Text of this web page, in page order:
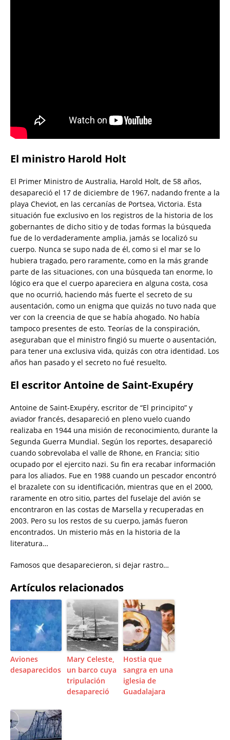
El ministro Harold Holt
El Primer Ministro de Australia, Harold Holt, de 58 años,
desapareció el 17 de diciembre de 1967, nadando frente a la
playa Cheviot, en las cercanías de Portsea, Victoria. Esta
situación fue exclusivo en los registros de la historia de los
gobernantes de dicho sitio y de todas formas la búsqueda
fue de lo verdaderamente amplia, jamás se localizó su
cuerpo. Nunca se supo nada de él, como si el mar se lo
hubiera tragado, pero raramente, como en la más grande
parte de las situaciones, con una búsqueda tan enorme, lo
lógico era que el cuerpo apareciera en alguna costa, cosa
que no ocurrió, haciendo más fuerte el secreto de su
ausentación, como un enigma que quizás no tuvo nada que
ver con la creencia de que se había ahogado. No había
tampoco presentes de esto. Teorías de la conspiración,
aseguraban que el ministro fingió su muerte o ausentación,
para tener una exclusiva vida, quizás con otra identidad. Los
años han pasado y el secreto no fué resuelto.
El escritor Antoine de Saint-Exupéry
Antoine de Saint-Exupéry, escritor de “El principito” y
aviador francés, desapareció en pleno vuelo cuando
realizaba en 1944 una misión de reconocimiento, durante la
Segunda Guerra Mundial. Según los reportes, desapareció
cuando sobrevolaba el valle de Rhone, en Francia; sitio
ocupado por el ejercito nazi. Su fin era recabar información
para los aliados. Fue en 1988 cuando un pescador encontró
el brazalete con su identificación, mientras que en el 2000,
raramente en otro sitio, partes del fuselaje del avión se
encontraron en las costas de Marsella y recuperadas en
2003. Pero su los restos de su cuerpo, jamás fueron
encontrados. Un misterio más en la historia de la
literatura…
Famosos que desaparecieron, si dejar rastro…
Artículos relacionados
Aviones
desaparecidos
Mary Celeste,
un barco cuya
tripulación
desapareció
Hostia que
sangra en una
iglesia de
Guadalajara